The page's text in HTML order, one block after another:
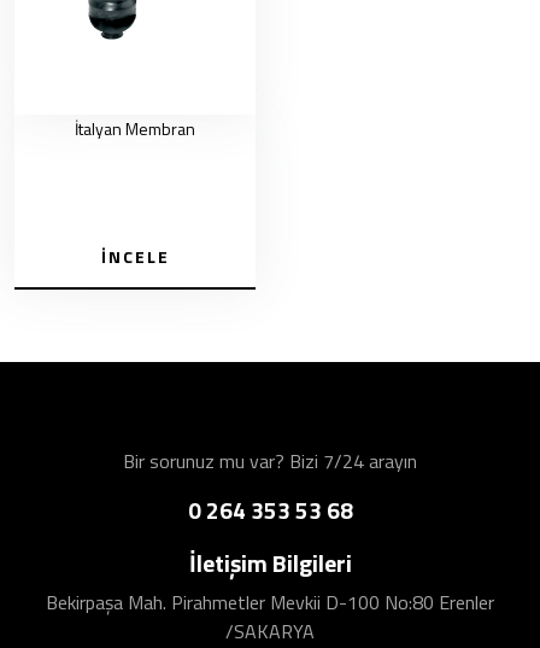
İtalyan Membran
İNCELE
Bir sorunuz mu var? Bizi 7/24 arayın
0 264 353 53 68
İletişim Bilgileri
Bekirpaşa Mah. Pirahmetler Mevkii D-100 No:80 Erenler
/SAKARYA